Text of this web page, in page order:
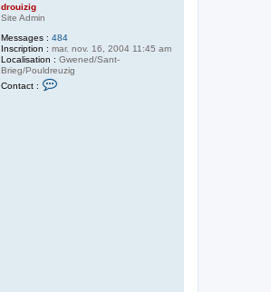
drouizig
Site Admin
Messages : 484
Inscription : mar. nov. 16, 2004 11:45 am
Localisation : Gwened/Sant-
Brieg/Pouldreuzig
Contact :